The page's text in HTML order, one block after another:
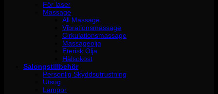
För laser
Massage
All Massage
Vibrationsmassage
Cirkulationsmassage
Massageolja
Eterisk Olja
Hälsokost
Salongstillbehör
Personlig Skyddsutrustning
Utsug
Lampor